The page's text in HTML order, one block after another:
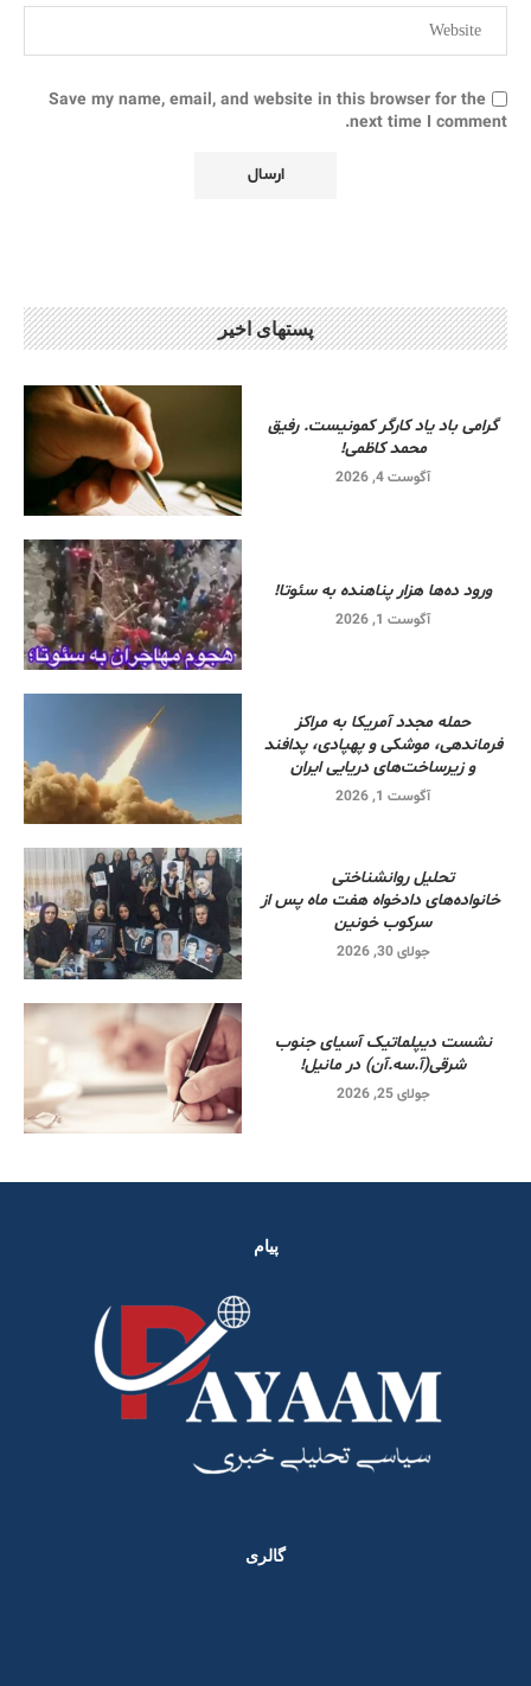
Save my name, email, and website in this browser for the
next time I comment.
پستهای اخیر
گرامی باد یاد کارگر کمونیست. رفیق
محمد کاظمی!
آگوست 4, 2026
ورود ده‌ها هزار پناهنده به سئوتا!
آگوست 1, 2026
حمله مجدد آمریکا به مراکز
فرماندهی، موشکی و پهپادی، پدافند
و زیرساخت‌های دریایی ایران
آگوست 1, 2026
تحلیل روانشناختی
خانواده‌های دادخواه هفت ماه پس از
سرکوب خونین
جولای 30, 2026
نشست دیپلماتیک آسیای جنوب
شرقی‌(آ.سه.آن) در مانیل!
جولای 25, 2026
پیام
گالری